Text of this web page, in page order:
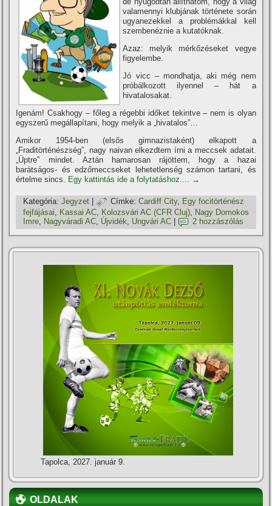
valamennyi klubjának története során
ugyanezekkel a problémákkal kell
szembenéznie a kutatóknak.
Azaz: melyik mérkőzéseket vegye
figyelembe.
Jó vicc – mondhatja, aki még nem
próbálkozott ilyennel – hát a
hivatalosakat.
Igenám! Csakhogy – főleg a régebbi időket tekintve – nem is olyan
egyszerű megállapí­tani, hogy melyik a „hivatalos”…
Amikor 1954-ben (elsős gimnazistaként) elkapott a
„Fraditörténészség”, nagy naivan elkezdtem í­rni a meccsek adatait.
„Üptre” mindet. Aztán hamarosan rájöttem, hogy a hazai
barátságos- és edzőmeccseket lehetetlenség számon tartani, és
értelme sincs.
Egy kattintás ide a folytatáshoz.... →
Kategória: Jegyzet | Címke: Cardiff City, Egy focitörténész
fejfájásai
Kassai AC Kolozsvári AC (CFR Cluj)
Nagy Domokos
Imre, Nagyváradi AC, Újvidék, Ungvári AC 2 hozzászólás
Tapolca, 2027. január 9.
OLDALAK